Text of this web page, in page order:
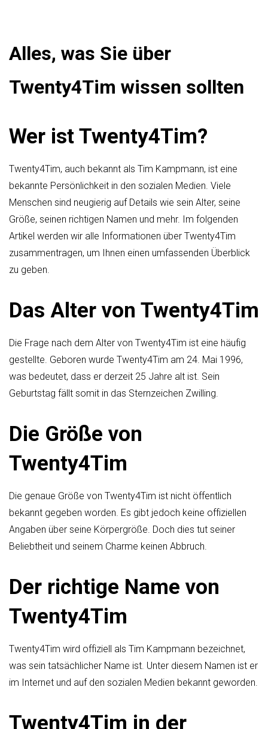
Alles, was Sie über
Twenty4Tim wissen sollten
Wer ist Twenty4Tim?
Twenty4Tim, auch bekannt als Tim Kampmann, ist eine
bekannte Persönlichkeit in den sozialen Medien. Viele
Menschen sind neugierig auf Details wie sein Alter, seine
Größe, seinen richtigen Namen und mehr. Im folgenden
Artikel werden wir alle Informationen über Twenty4Tim
zusammentragen, um Ihnen einen umfassenden Überblick
zu geben.
Das Alter von Twenty4Tim
Die Frage nach dem Alter von Twenty4Tim ist eine häufig
gestellte. Geboren wurde Twenty4Tim am 24. Mai 1996,
was bedeutet, dass er derzeit 25 Jahre alt ist. Sein
Geburtstag fällt somit in das Sternzeichen Zwilling.
Die Größe von
Twenty4Tim
Die genaue Größe von Twenty4Tim ist nicht öffentlich
bekannt gegeben worden. Es gibt jedoch keine offiziellen
Angaben über seine Körpergröße. Doch dies tut seiner
Beliebtheit und seinem Charme keinen Abbruch.
Der richtige Name von
Twenty4Tim
Twenty4Tim wird offiziell als Tim Kampmann bezeichnet,
was sein tatsächlicher Name ist. Unter diesem Namen ist er
im Internet und auf den sozialen Medien bekannt geworden.
Twenty4Tim in der